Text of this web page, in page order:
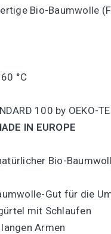
Bio-Baumwolle
°C
100 by OEKO-
IN EUROPE
Bio-
Gut für die
mit Schlaufen
Armen